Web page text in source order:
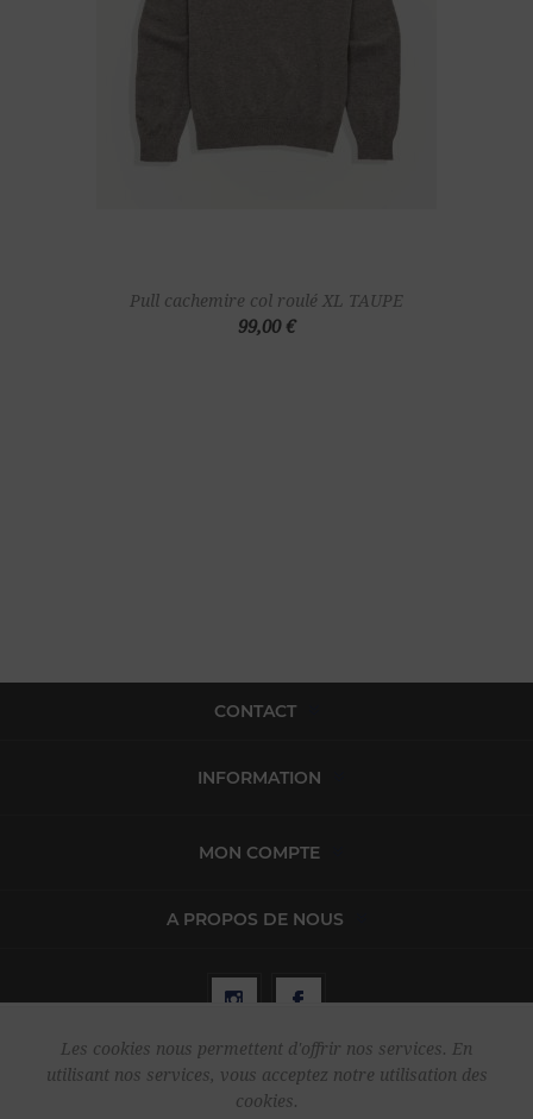
Pull cachemire col roulé XL TAUPE
99,00 €
CONTACT
INFORMATION
MON COMPTE
A PROPOS DE NOUS
Copyright © 2026 Harper & Flint. Tous droits réservés.
Les cookies nous permettent d'offrir nos services. En
utilisant nos services, vous acceptez notre utilisation des
cookies.